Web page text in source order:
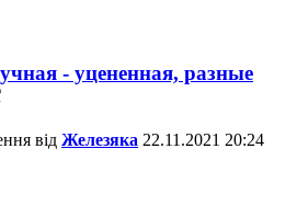
- уцененная, разные
від Железяка 22.11.2021 20:24